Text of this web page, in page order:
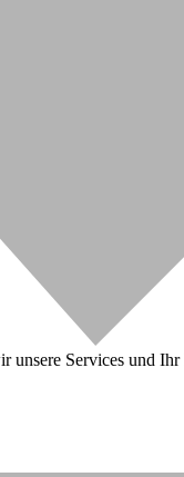
Services und